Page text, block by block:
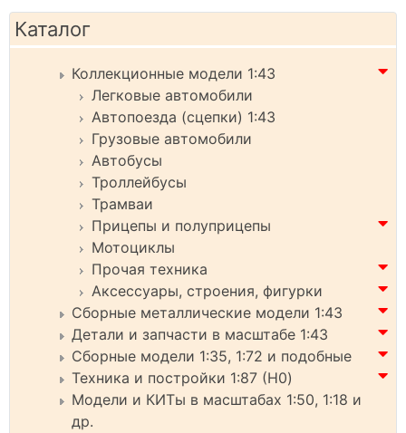
Каталог
Коллекционные модели 1:43
Легковые автомобили
Автопоезда (сцепки) 1:43
Грузовые автомобили
Автобусы
Троллейбусы
Трамваи
Прицепы и полуприцепы
Мотоциклы
Прочая техника
Аксессуары, строения, фигурки
Сборные металлические модели 1:43
Детали и запчасти в масштабе 1:43
Сборные модели 1:35, 1:72 и подобные
Техника и постройки 1:87 (H0)
Модели и КИТы в масштабах 1:50, 1:18 и
др.